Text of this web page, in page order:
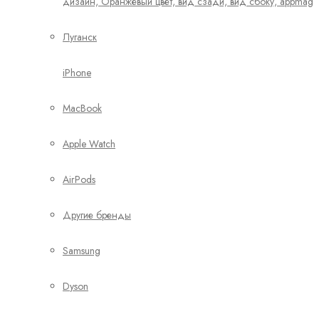
iPhone
MacBook
Apple Watch
AirPods
Другие бренды
Samsung
Dyson